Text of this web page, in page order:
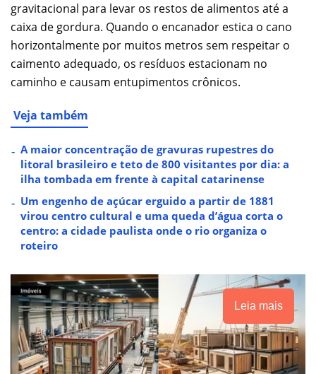
gravitacional para levar os restos de alimentos até a
caixa de gordura. Quando o encanador estica o cano
horizontalmente por muitos metros sem respeitar o
caimento adequado, os resíduos estacionam no
caminho e causam entupimentos crônicos.
Veja também
A maior concentração de gravuras rupestres do
litoral brasileiro e teto de 800 visitantes por dia: a
ilha tombada em frente à capital catarinense
Um engenho de açúcar erguido a partir de 1881
virou centro cultural e uma queda d’água corta o
centro: a cidade paulista onde o rio organiza o
roteiro
Leia mais